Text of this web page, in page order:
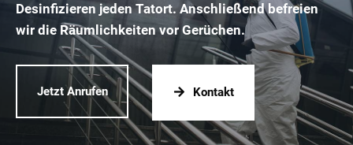
Desinfizieren jeden Tatort. Anschließend befreien
wir die Räumlichkeiten vor Gerüchen.
Jetzt Anrufen Kontakt